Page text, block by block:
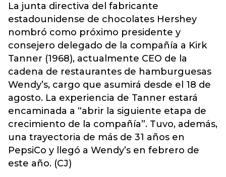
La junta directiva del fabricante
estadounidense de chocolates Hershey
nombró como próximo presidente y
consejero delegado de la compañía a Kirk
Tanner (1968), actualmente CEO de la
cadena de restaurantes de hamburguesas
Wendy’s, cargo que asumirá desde el 18 de
agosto. La experiencia de Tanner estará
encaminada a “abrir la siguiente etapa de
crecimiento de la compañía”. Tuvo, además,
una trayectoria de más de 31 años en
PepsiCo y llegó a Wendy’s en febrero de
este año. (CJ)